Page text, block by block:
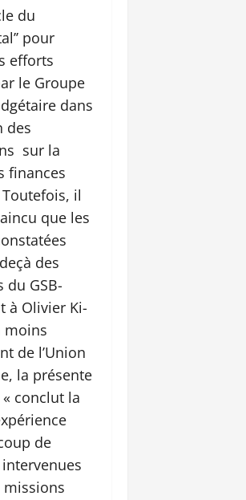
du
pour
efforts
le Groupe
dans
des
sur la
finances
il
que les
des
du GSB-
à Olivier Ki-
moins
de l’Union
la présente
conclut la
de
missions